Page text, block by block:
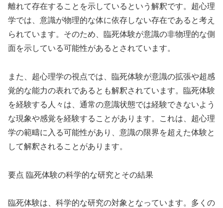
離れて存在することを示しているという解釈です。超心理
学では、意識が物理的な体に依存しない存在であると考え
られています。そのため、臨死体験が意識の非物理的な側
面を示している可能性があるとされています。
また、超心理学の視点では、臨死体験が意識の拡張や超感
覚的な能力の表れであるとも解釈されています。臨死体験
を経験する人々は、通常の意識状態では経験できないよう
な現象や感覚を経験することがあります。これは、超心理
学の範疇に入る可能性があり、意識の限界を超えた体験と
して解釈されることがあります。
要点 臨死体験の科学的な研究とその結果
臨死体験は、科学的な研究の対象となっています。多くの